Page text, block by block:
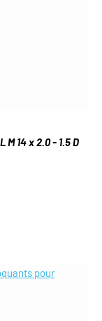
14 x 2.0 - 1.5 D